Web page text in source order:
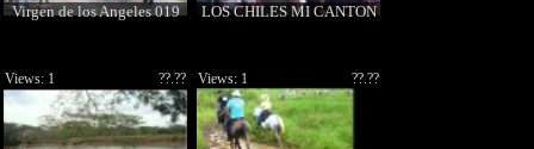
Virgen de los Angeles 019 LOS CHILES MI CANTON
??.??
Views: 1 ??.??
Views: 1